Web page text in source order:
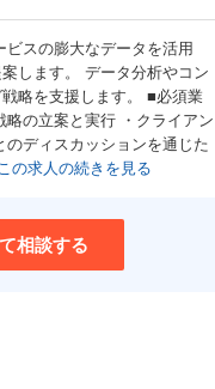
ビスの膨大なデータを活用
します。 データ分析やコン
略を支援します。 ■必須業
の立案と実行 ・クライアン
のディスカッションを通じた
の求人の続きを見る
相談する